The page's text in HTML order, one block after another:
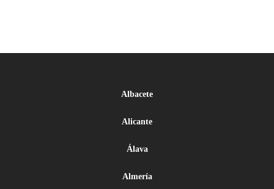
Albacete
Alicante
Álava
Almería